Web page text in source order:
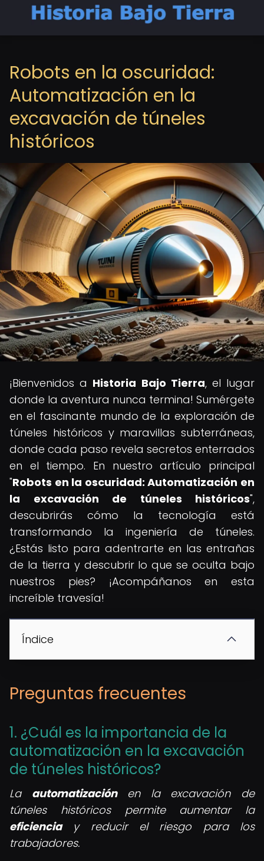
Robots en la oscuridad:
Automatización en la
excavación de túneles
históricos
¡Bienvenidos a Historia Bajo Tierra, el lugar
donde la aventura nunca termina! Sumérgete
en el fascinante mundo de la exploración de
túneles históricos y maravillas subterráneas,
donde cada paso revela secretos enterrados
en el tiempo. En nuestro artículo principal
"Robots en la oscuridad: Automatización en
la excavación de túneles históricos",
descubrirás cómo la tecnología está
transformando la ingeniería de túneles.
¿Estás listo para adentrarte en las entrañas
de la tierra y descubrir lo que se oculta bajo
nuestros pies? ¡Acompáñanos en esta
increíble travesía!
Índice
Preguntas frecuentes
1. ¿Cuál es la importancia de la
automatización en la excavación
de túneles históricos?
La automatizaciónen la excavación de
túneles históricos permite aumentar la
eficienciay reducir el riesgo para los
trabajadores.